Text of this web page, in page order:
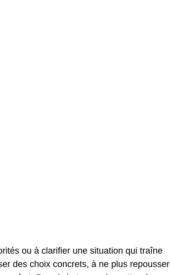
ou à clarifier une situation qui traîne
des choix concrets, à ne plus repousser